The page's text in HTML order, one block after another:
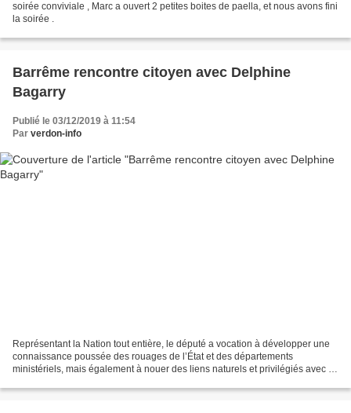
soirée conviviale , Marc a ouvert 2 petites boites de paella, et nous avons fini
la soirée .
Barrême rencontre citoyen avec Delphine
Bagarry
Publié le 03/12/2019 à 11:54
Par verdon-info
Représentant la Nation tout entière, le député a vocation à développer une
connaissance poussée des rouages de l’État et des départements
ministériels, mais également à nouer des liens naturels et privilégiés avec sa